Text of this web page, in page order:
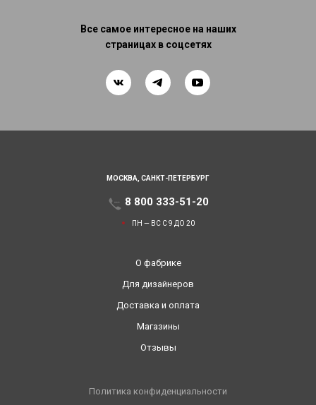
Все самое интересное на наших
страницах в соцсетях
МОСКВА, САНКТ-ПЕТЕРБУРГ
8 800 333-51-20
ПН — ВС С 9 ДО 20
О фабрике
Для дизайнеров
Доставка и оплата
Магазины
Отзывы
Политика конфиденциальности